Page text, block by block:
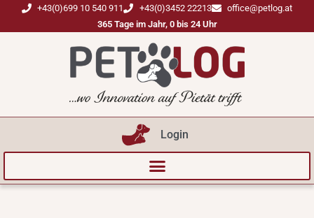
+43(0)699 10 540 911 +43(0)3452 22213
office@petlog.at
365 Tage im Jahr, 0 bis 24 Uhr
Login